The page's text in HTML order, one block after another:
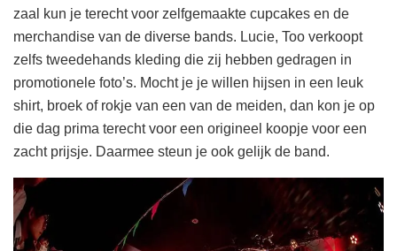
zaal kun je terecht voor zelfgemaakte cupcakes en de
merchandise van de diverse bands. Lucie, Too verkoopt
zelfs tweedehands kleding die zij hebben gedragen in
promotionele foto’s. Mocht je je willen hijsen in een leuk
shirt, broek of rokje van een van de meiden, dan kon je op
die dag prima terecht voor een origineel koopje voor een
zacht prijsje. Daarmee steun je ook gelijk de band.